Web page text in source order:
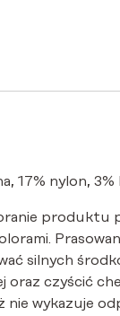
17% nylon, 3%
produktu
silnych
oraz czyścić
nie wykazuje